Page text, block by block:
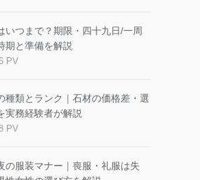
いつまで？期限・四十九日/一周
期と準備を解説
PV
種類とランク｜石材の価格差・選
実務経験者が解説
PV
の服装マナー｜喪服・礼服は失